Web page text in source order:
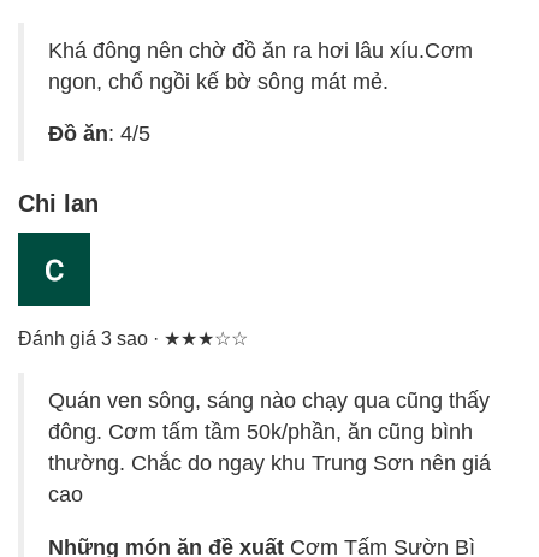
Khá đông nên chờ đồ ăn ra hơi lâu xíu.Cơm
ngon, chổ ngồi kế bờ sông mát mẻ.
Đồ ăn: 4/5
Chi lan
Đánh giá 3 sao · ★★★☆☆
Quán ven sông, sáng nào chạy qua cũng thấy
đông. Cơm tấm tầm 50k/phần, ăn cũng bình
thường. Chắc do ngay khu Trung Sơn nên giá
cao
Những món ăn đề xuất Cơm Tấm Sườn Bì